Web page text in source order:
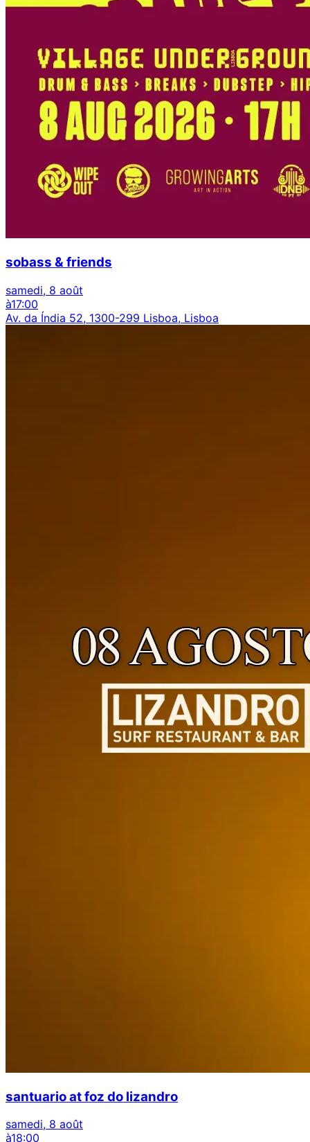
sobass & friends
samedi, 8 août
à17:00
Av. da Índia 52, 1300-299 Lisboa, Lisboa
santuario at foz do lizandro
samedi, 8 août
à18:00